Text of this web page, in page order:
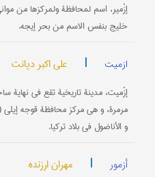
إزْمير، اسم لمحافظة ولمركزها من
خليج بنفس الاسم من بحر إيجه.
ازمیت | علی اکبر دیانت
إزْميت، مدينة تاريخية تقع في
مرمرة، و هي مركز محافظة قوجه إيلي
و الأناضول في بلاد تركيا.
أزمور | مهران ارزنده